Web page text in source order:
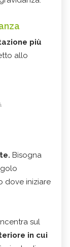
più
allo
Bisogna
dove iniziare
sul
in cui